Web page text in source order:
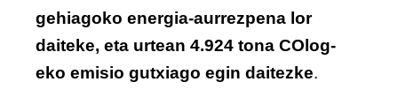
gehiagoko energia-aurrezpena lor
daiteke, eta urtean 4.924 tona COlog-
eko emisio gutxiago egin daitezke.